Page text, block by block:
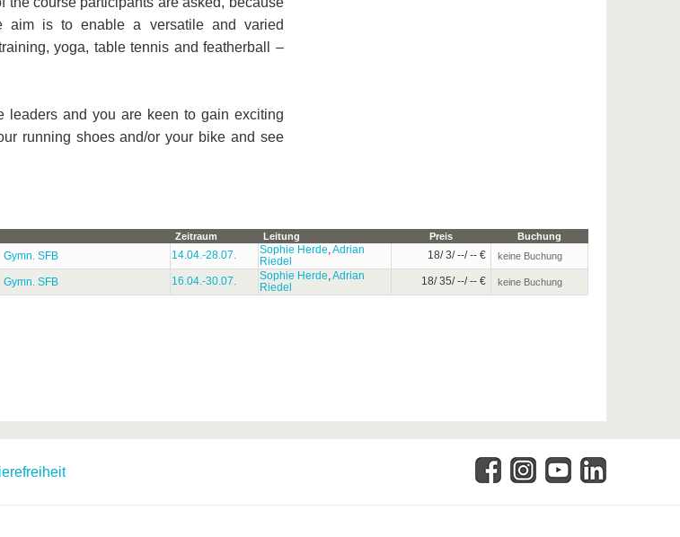
aim is to enable a versatile and varied
yoga, table tennis and featherball –
leaders and you are keen to gain exciting
running shoes and/or your bike and see
Zeitraum Leitung Preis Buchung
Gymn. SFB 14.04.-28.07. Sophie Herde,Adrian
Riedel
18/ 3/ --/ -- € keine Buchung
Gymn. SFB 16.04.-30.07. Sophie Herde,Adrian
Riedel
18/ 35/ --/ -- € keine Buchung